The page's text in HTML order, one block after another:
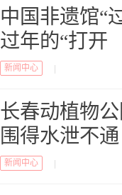
中国非遗馆“
过年的“打开
新闻中心
长春动植物
围得水泄不通
新闻中心